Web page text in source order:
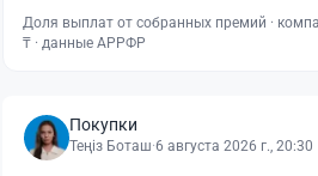
Доля выплат от собранных премий ·
₸ · данные АРРФР
Покупки
Теңіз Боташ·6 августа 2026 г., 20:30